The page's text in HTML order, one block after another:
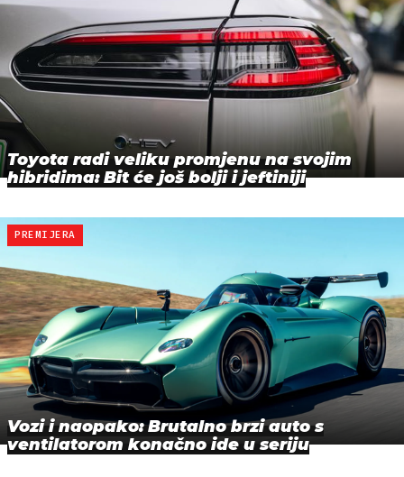
Toyota radi veliku promjenu na svojim
hibridima: Bit će još bolji i jeftiniji
PREMIJERA
Vozi i naopako: Brutalno brzi auto s
ventilatorom konačno ide u seriju